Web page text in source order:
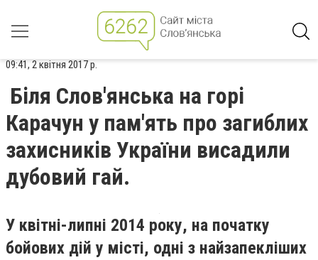
09:41, 2 квітня 2017 р.
Біля Слов'янська на горі
Карачун у пам'ять про загиблих
захисників України висадили
дубовий гай.
У квітні-липні 2014 року, на початку
бойових дій у місті, одні з найзапекліших